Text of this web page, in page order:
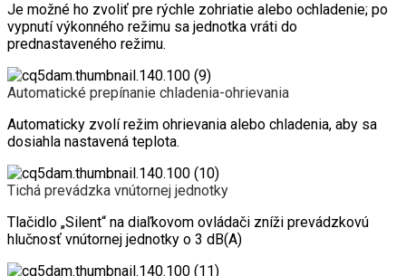
Je možné ho zvoliť pre rýchle zohriatie alebo ochladenie; po
vypnutí výkonného režimu sa jednotka vráti do
prednastaveného režimu.
Automatické prepínanie chladenia-ohrievania
Automaticky zvolí režim ohrievania alebo chladenia, aby sa
dosiahla nastavená teplota.
Tichá prevádzka vnútornej jednotky
Tlačidlo „Silent“ na diaľkovom ovládači zníži prevádzkovú
hlučnosť vnútornej jednotky o 3 dB(A)